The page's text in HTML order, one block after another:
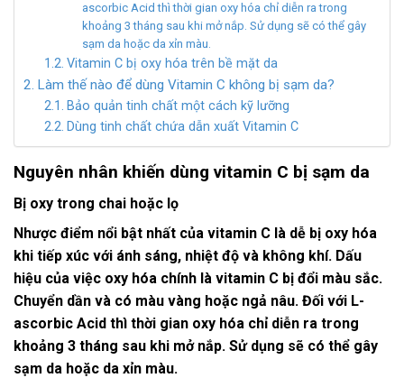
ascorbic Acid thì thời gian oxy hóa chỉ diễn ra trong
khoảng 3 tháng sau khi mở nắp. Sử dụng sẽ có thể gây
sạm da hoặc da xỉn màu.
Vitamin C bị oxy hóa trên bề mặt da
Làm thế nào để dùng Vitamin C không bị sạm da?
Bảo quản tinh chất một cách kỹ lưỡng
Dùng tinh chất chứa dẫn xuất Vitamin C
Nguyên nhân khiến dùng vitamin C bị sạm da
Bị oxy trong chai hoặc lọ
Nhược điểm nổi bật nhất của vitamin C là dễ bị oxy hóa
khi tiếp xúc với ánh sáng, nhiệt độ và không khí. Dấu
hiệu của việc oxy hóa chính là vitamin C bị đổi màu sắc.
Chuyển dần và có màu vàng hoặc ngả nâu. Đối với L-
ascorbic Acid thì thời gian oxy hóa chỉ diễn ra trong
khoảng 3 tháng sau khi mở nắp. Sử dụng sẽ có thể gây
sạm da hoặc da xỉn màu.